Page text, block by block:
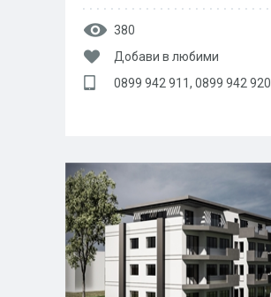
380
Добави в любими
0899 942 911, 0899 942 920